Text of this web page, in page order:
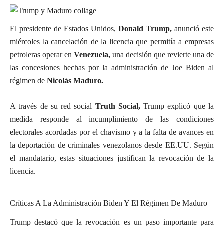
El presidente de Estados Unidos, Donald Trump, anunció este
miércoles la cancelación de la licencia que permitía a empresas
petroleras operar en Venezuela, una decisión que revierte una de
las concesiones hechas por la administración de Joe Biden al
régimen de Nicolás Maduro.
A través de su red social Truth Social,Trump explicó que la
medida responde al incumplimiento de las condiciones
electorales acordadas por el chavismo y a la falta de avances en
la deportación de criminales venezolanos desde EE.UU. Según
el mandatario, estas situaciones justifican la revocación de la
licencia.
Críticas A La Administración Biden Y El Régimen De Maduro
Trump destacó que la revocación es un paso importante para